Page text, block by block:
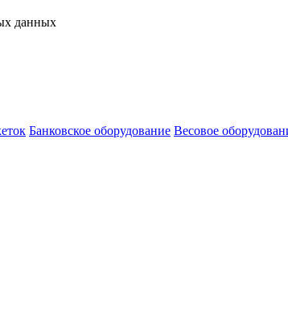
данных
Банковское оборудование Весовое